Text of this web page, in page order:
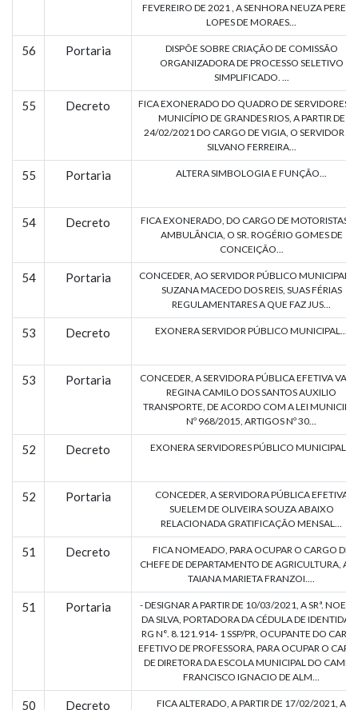
FEVEREIRO DE 2021 , A SENHORA NEUZA
LOPES DE MORAES...
56 Portaria
DISPÕE SOBRE CRIAÇÃO DE COMISSÃO
ORGANIZADORA DE PROCESSO SELETIVO
SIMPLIFICADO. ...
55 Decreto
FICA EXONERADO DO QUADRO DE SERVIDORES
MUNICÍPIO DE GRANDES RIOS, A PARTIR DE
24/02/2021 DO CARGO DE VIGIA, O SERVIDOR SR.
SILVANO FERREIRA...
55 Portaria ALTERA SIMBOLOGIA E FUNÇÃO...
54 Decreto
FICA EXONERADO, DO CARGO DE MOTORISTAS
AMBULÂNCIA, O SR. ROGÉRIO GOMES DE
CONCEIÇÃO...
54 Portaria
CONCEDER, AO SERVIDOR PÚBLICO MUNICIPAL
SUZANA MACEDO DOS REIS, SUAS FÉRIAS
REGULAMENTARES A QUE FAZ JUS...
53 Decreto EXONERA SERVIDOR PÚBLICO MUNICIPAL...
53 Portaria
CONCEDER, A SERVIDORA PÚBLICA EFETIVA
REGINA CAMILO DOS SANTOS AUXILIO
TRANSPORTE, DE ACORDO COM A LEI
Nº 968/2015, ARTIGOS Nº 30...
52 Decreto EXONERA SERVIDORES PÚBLICO MUNICIPAL...
52 Portaria
CONCEDER, A SERVIDORA PÚBLICA EFETIVA
SUELEM DE OLIVEIRA SOUZA ABAIXO
RELACIONADA GRATIFICAÇÃO MENSAL...
51 Decreto
FICA NOMEADO, PARA OCUPAR O CARGO DE
CHEFE DE DEPARTAMENTO DE AGRICULTURA, A
TAIANA MARIETA FRANZOI....
51 Portaria
- DESIGNAR A PARTIR DE 10/03/2021, A SRª.
DA SILVA, PORTADORA DA CÉDULA DE
RG N°. 8.121.914- 1 SSP/PR, OCUPANTE DO
EFETIVO DE PROFESSORA, PARA OCUPAR O
DE DIRETORA DA ESCOLA MUNICIPAL DO CAMPO
FRANCISCO IGNACIO DE ALM...
50 Decreto FICA ALTERADO, A PARTIR DE 17/02/2021, A